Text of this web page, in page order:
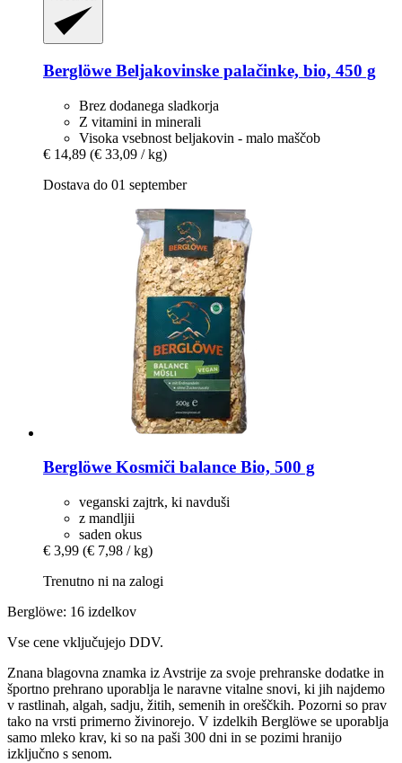
Berglöwe Beljakovinske palačinke, bio, 450 g
Brez dodanega sladkorja
Z vitamini in minerali
Visoka vsebnost beljakovin - malo maščob
€ 14,89 (€ 33,09 / kg)
Dostava do 01 september
Berglöwe Kosmiči balance Bio, 500 g
veganski zajtrk, ki navduši
z mandljii
saden okus
€ 3,99 (€ 7,98 / kg)
Trenutno ni na zalogi
Berglöwe: 16 izdelkov
Vse cene vključujejo DDV.
Znana blagovna znamka iz Avstrije za svoje prehranske dodatke in
športno prehrano uporablja le naravne vitalne snovi, ki jih najdemo
v rastlinah, algah, sadju, žitih, semenih in oreščkih. Pozorni so prav
tako na vrsti primerno živinorejo. V izdelkih Berglöwe se uporablja
samo mleko krav, ki so na paši 300 dni in se pozimi hranijo
izključno s senom.